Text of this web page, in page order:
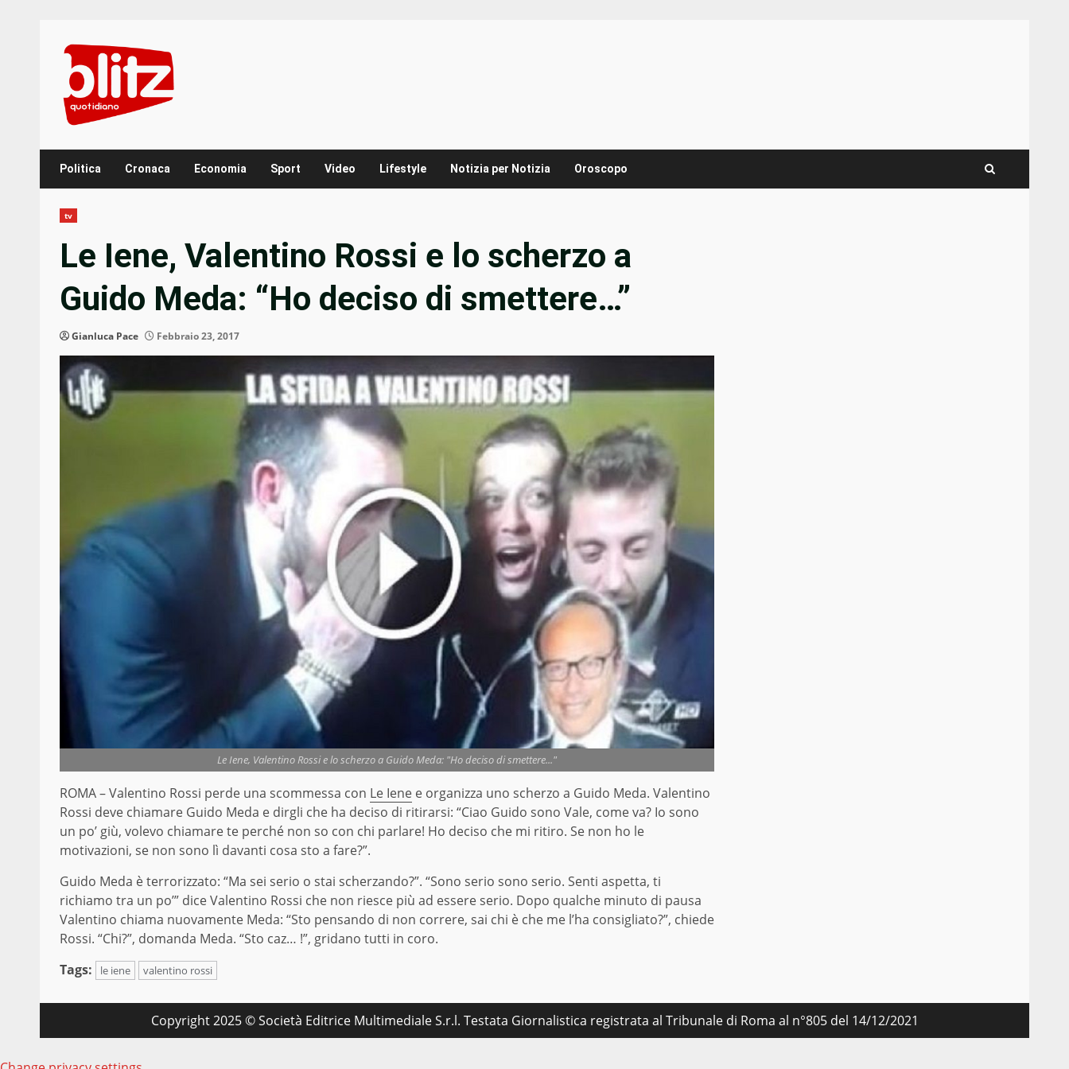
content
Politica Cronaca Economia Sport Video Lifestyle Notizia per Notizia Oroscopo
tv
Le Iene, Valentino Rossi e lo scherzo a
Guido Meda: “Ho deciso di smettere…”
Gianluca Pace Febbraio 23, 2017
Le Iene, Valentino Rossi e lo scherzo a Guido Meda: "Ho deciso di smettere..."
ROMA – Valentino Rossi perde una scommessa con Le Iene e organizza uno scherzo a Guido Meda. Valentino
Rossi deve chiamare Guido Meda e dirgli che ha deciso di ritirarsi: “Ciao Guido sono Vale, come va? Io sono
un po’ giù, volevo chiamare te perché non so con chi parlare! Ho deciso che mi ritiro. Se non ho le
motivazioni, se non sono lì davanti cosa sto a fare?”.
Guido Meda è terrorizzato: “Ma sei serio o stai scherzando?”. “Sono serio sono serio. Senti aspetta, ti
richiamo tra un po’” dice Valentino Rossi che non riesce più ad essere serio. Dopo qualche minuto di pausa
Valentino chiama nuovamente Meda: “Sto pensando di non correre, sai chi è che me l’ha consigliato?”, chiede
Rossi. “Chi?”, domanda Meda. “Sto caz… !”, gridano tutti in coro.
Tags:
le iene valentino rossi
Copyright 2025 © Società Editrice Multimediale S.r.l. Testata Giornalistica registrata al Tribunale di Roma al n°805 del 14/12/2021